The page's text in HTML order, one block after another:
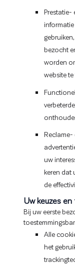
Prestatie-
bezocht
worden
website te
Reclame-
uw
keren dat
de
Uw keuzes
Bij uw eerste
Alle
het